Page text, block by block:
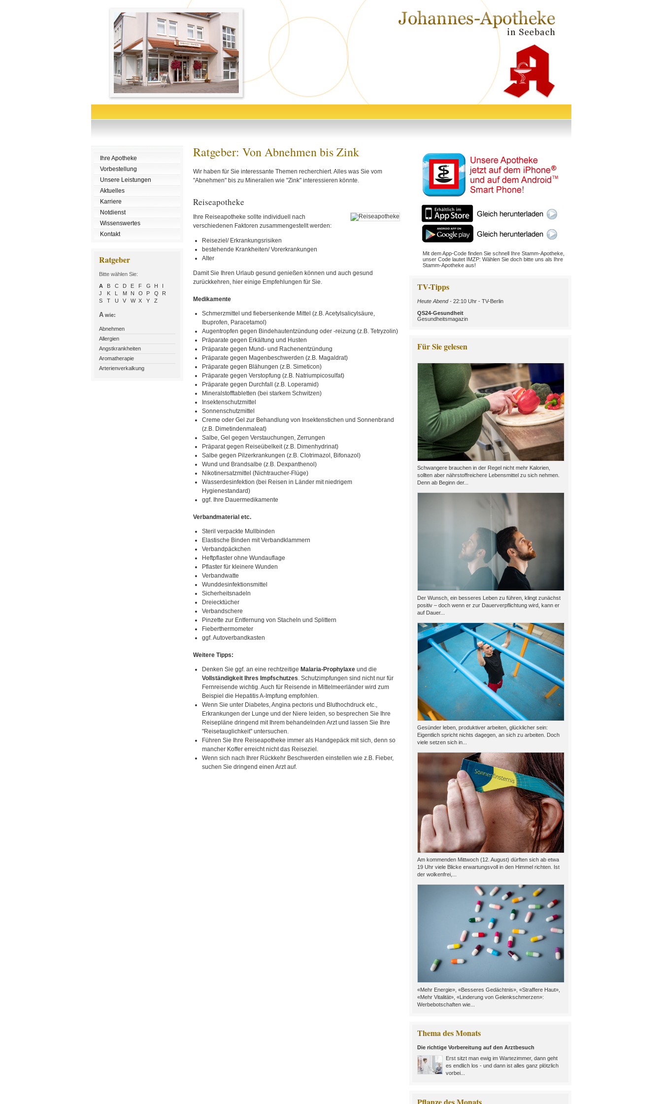
Ihre Apotheke
Vorbestellung
Unsere Leistungen
Aktuelles
Karriere
Notdienst
Wissenswertes
Kontakt
Ratgeber
Bitte wählen Sie:
A
B C D E F G H
I
J
K L M N O P Q
R
S
T U V W X Y Z
Awie:
Abnehmen
Allergien
Angstkrankheiten
Aromatherapie
Arterienverkalkung
Ratgeber: Von Abnehmen bis Zink
Wir haben für Sie interessante Themen recherchiert. Alles was Sie vom
"Abnehmen" bis zu Mineralien wie "Zink" interessieren könnte.
Reiseapotheke
Ihre Reiseapotheke sollte individuell nach
verschiedenen Faktoren zusammengestellt werden:
Reiseziel/ Erkrankungsrisiken
bestehende Krankheiten/ Vorerkrankungen
Alter
Damit Sie Ihren Urlaub gesund genießen können und auch gesund
zurückkehren, hier einige Empfehlungen für Sie.
Medikamente
Schmerzmittel und fiebersenkende Mittel (z.B. Acetylsalicylsäure,
Ibuprofen, Paracetamol)
Augentropfen gegen Bindehautentzündung oder -reizung (z.B. Tetryzolin)
Präparate gegen Erkältung und Husten
Präparate gegen Mund- und Rachenentzündung
Präparate gegen Magenbeschwerden (z.B. Magaldrat)
Präparate gegen Blähungen (z.B. Simeticon)
Präparate gegen Verstopfung (z.B. Natriumpicosulfat)
Präparate gegen Durchfall (z.B. Loperamid)
Mineralstofftabletten (bei starkem Schwitzen)
Insektenschutzmittel
Sonnenschutzmittel
Creme oder Gel zur Behandlung von Insektenstichen und Sonnenbrand
(z.B. Dimetindenmaleat)
Salbe, Gel gegen Verstauchungen, Zerrungen
Präparat gegen Reiseübelkeit (z.B. Dimenhydrinat)
Salbe gegen Pilzerkrankungen (z.B. Clotrimazol, Bifonazol)
Wund und Brandsalbe (z.B. Dexpanthenol)
Nikotinersatzmittel (Nichtraucher-Flüge)
Wasserdesinfektion (bei Reisen in Länder mit niedrigem
Hygienestandard)
ggf. Ihre Dauermedikamente
Verbandmaterial etc.
Steril verpackte Mullbinden
Elastische Binden mit Verbandklammern
Verbandpäckchen
Heftpflaster ohne Wundauflage
Pflaster für kleinere Wunden
Verbandwatte
Wunddesinfektionsmittel
Sicherheitsnadeln
Dreiecktücher
Verbandschere
Pinzette zur Entfernung von Stacheln und Splittern
Fieberthermometer
ggf. Autoverbandkasten
Weitere Tipps:
Denken Sie ggf. an eine rechtzeitige Malaria-Prophylaxeund die
Vollständigkeit Ihres Impfschutzes. Schutzimpfungen sind nicht nur für
Fernreisende wichtig. Auch für Reisende in Mittelmeerländer wird zum
Beispiel die Hepatitis A-Impfung empfohlen.
Wenn Sie unter Diabetes, Angina pectoris und Bluthochdruck etc.,
Erkrankungen der Lunge und der Niere leiden, so besprechen Sie Ihre
Reisepläne dringend mit Ihrem behandelnden Arzt und lassen Sie Ihre
"Reisetauglichkeit" untersuchen.
Führen Sie Ihre Reiseapotheke immer als Handgepäck mit sich, denn so
mancher Koffer erreicht nicht das Reiseziel.
Wenn sich nach Ihrer Rückkehr Beschwerden einstellen wie z.B. Fieber,
suchen Sie dringend einen Arzt auf.
Mit dem App-Code finden Sie schnell Ihre Stamm-Apotheke,
unser Code lautet IMZP: Wählen Sie doch bitte uns als Ihre
Stamm-Apotheke aus!
TV-Tipps
Heute Abend -22:10 Uhr - TV-Berlin
QS24-Gesundheit
Gesundheitsmagazin
Für Sie gelesen
Schwangere brauchen in der Regel nicht mehr Kalorien,
sollten aber nährstoffreichere Lebensmittel zu sich nehmen.
Denn ab Beginn der...
Der Wunsch, ein besseres Leben zu führen, klingt zunächst
positiv – doch wenn er zur Dauerverpflichtung wird, kann er
auf Dauer...
Gesünder leben, produktiver arbeiten, glücklicher sein:
Eigentlich spricht nichts dagegen, an sich zu arbeiten. Doch
viele setzen sich in...
Am kommenden Mittwoch (12. August) dürften sich ab etwa
19 Uhr viele Blicke erwartungsvoll in den Himmel richten. Ist
der wolkenfrei,...
«Mehr Energie», «Besseres Gedächtnis», «Straffere Haut»,
«Mehr Vitalität», «Linderung von Gelenkschmerzen»:
Werbebotschaften wie...
Thema des Monats
Die richtige Vorbereitung auf den Arztbesuch
Erst sitzt man ewig im Wartezimmer, dann geht
es endlich los - und dann ist alles ganz plötzlich
vorbei...